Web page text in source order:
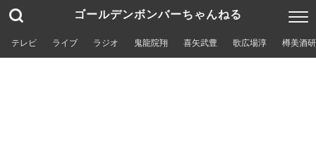
ゴールデンボンバーちゃんねる
テレビ ライブ ラジオ 鬼龍院翔 喜矢武豊 歌広場淳 樽美酒